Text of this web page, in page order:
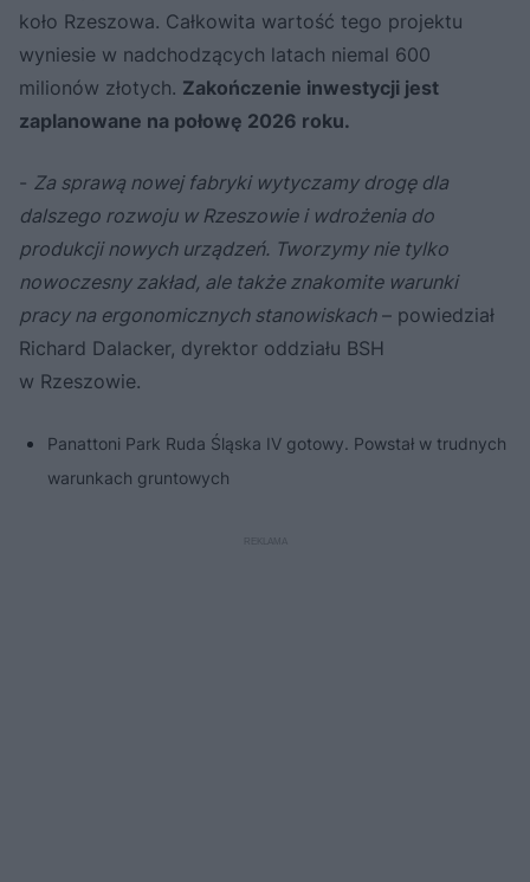
koło Rzeszowa. Całkowita wartość tego projektu
wyniesie w nadchodzących latach niemal 600
milionów złotych. Zakończenie inwestycji jest
zaplanowane na połowę 2026 roku.
- Za sprawą nowej fabryki wytyczamy drogę dla
dalszego rozwoju w Rzeszowie i wdrożenia do
produkcji nowych urządzeń. Tworzymy nie tylko
nowoczesny zakład, ale także znakomite warunki
pracy na ergonomicznych stanowiskach– powiedział
Richard Dalacker, dyrektor oddziału BSH
w Rzeszowie.
Panattoni Park Ruda Śląska IV gotowy. Powstał w trudnych
warunkach gruntowych